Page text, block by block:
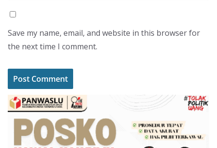
Save my name, email, and website in this browser for
the next time I comment.